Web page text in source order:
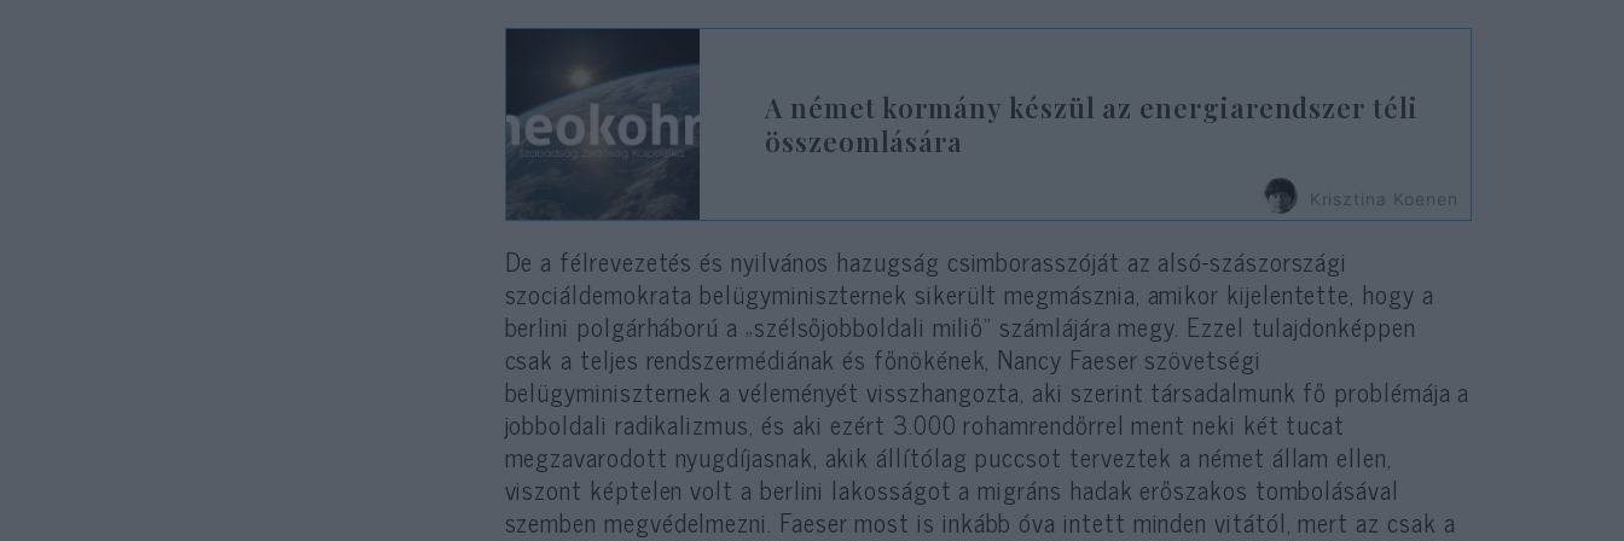
A német kormány készül az energiarendszer téli
összeomlására
Krisztina Koenen
De a félrevezetés és nyilvános hazugság csimborasszóját az alsó-szászországi
szociáldemokrata belügyminiszternek sikerült megmásznia, amikor kijelentette, hogy a
berlini polgárháború a „szélsőjobboldali miliő” számlájára megy. Ezzel tulajdonképpen
csak a teljes rendszermédiának és főnökének, Nancy Faeser szövetségi
belügyminiszternek a véleményét visszhangozta, aki szerint társadalmunk fő problémája a
jobboldali radikalizmus, és aki ezért 3.000 rohamrendőrrel ment neki két tucat
megzavarodott nyugdíjasnak, akik állítólag puccsot terveztek a német állam ellen,
viszont képtelen volt a berlini lakosságot a migráns hadak erőszakos tombolásával
szemben megvédelmezni. Faeser most is inkább óva intett minden vitától, mert az csak a